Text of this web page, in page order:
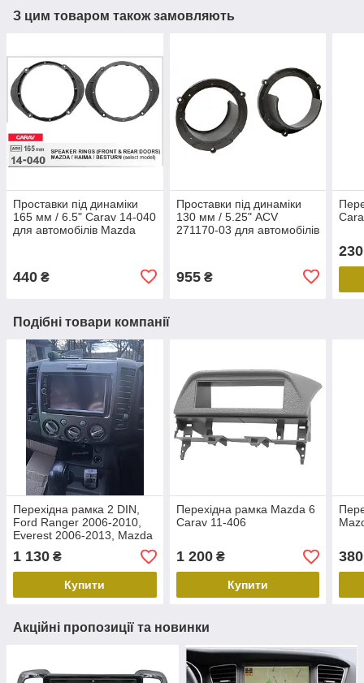
З цим товаром також замовляють
Проставки під динаміки
165 мм / 6.5" Carav 14-040
для автомобілів Mazda
440 ₴
Проставки під динаміки
130 мм / 5.25" ACV
271170-03 для автомобілів
955₴
230
Подібні товари компанії
Перехідна рамка 2 DIN,
Ford Ranger 2006-2010,
Everest 2006-2013, Mazda
BT-50, Carav 11-275
1 130 ₴
Купити
Перехідна рамка Mazda 6
Carav 11-406
1 200₴
Купити
380
Акційні пропозиції та новинки